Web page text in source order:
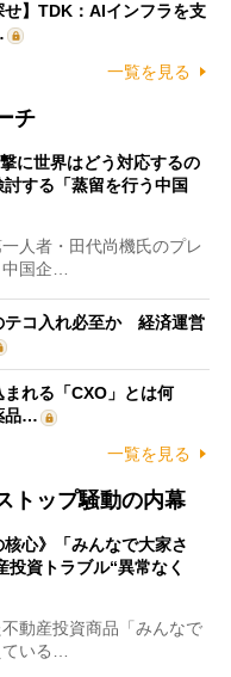
せ】TDK：AIインフラを支
一覧を見る
チ
に世界はどう対応するの
する「蒸留を行う中国
人者・田代尚機氏のプレ
中国企…
テコ入れ必至か 経済運営
れる「CXO」とは何
品…
一覧を見る
トップ騒動の内幕
核心》「みんなで大家さ
資トラブル“異常なく
動産投資商品「みんなで
ている…